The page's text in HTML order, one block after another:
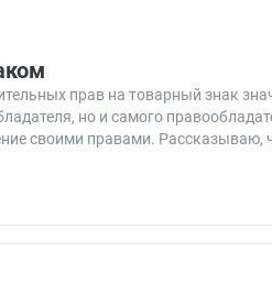
прав на товарный знак
но и самого
своими правами. Рассказываю,